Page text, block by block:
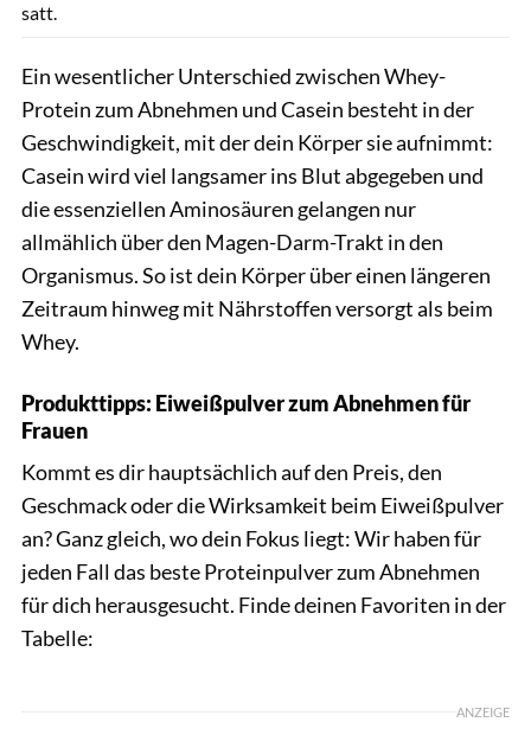
satt.
Ein wesentlicher Unterschied zwischen Whey-
Protein zum Abnehmen und Casein besteht in der
Geschwindigkeit, mit der dein Körper sie aufnimmt:
Casein wird viel langsamer ins Blut abgegeben und
die essenziellen Aminosäuren gelangen nur
allmählich über den Magen-Darm-Trakt in den
Organismus. So ist dein Körper über einen längeren
Zeitraum hinweg mit Nährstoffen versorgt als beim
Whey.
Produkttipps: Eiweißpulver zum Abnehmen für
Frauen
Kommt es dir hauptsächlich auf den Preis, den
Geschmack oder die Wirksamkeit beim Eiweißpulver
an? Ganz gleich, wo dein Fokus liegt: Wir haben für
jeden Fall das beste Proteinpulver zum Abnehmen
für dich herausgesucht. Finde deinen Favoriten in der
Tabelle:
ANZEIGE